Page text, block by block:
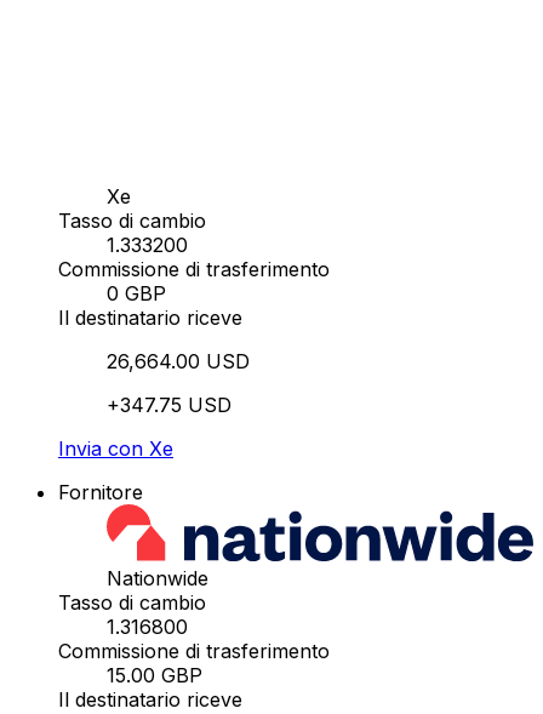
Xe
Tasso di cambio
1.333200
Commissione di trasferimento
0 GBP
Il destinatario riceve
26,664.00 USD
+347.75 USD
Invia con Xe
Fornitore
Nationwide
Tasso di cambio
1.316800
Commissione di trasferimento
15.00 GBP
Il destinatario riceve